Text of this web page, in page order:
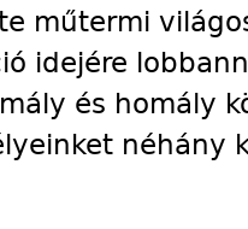
műtermi
idejére
és homály
néhány